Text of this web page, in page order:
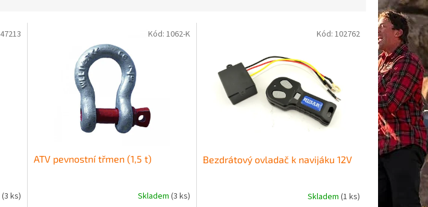
(3 ks)
47213
ATV pevnostní třmen (1,5 t)
Skladem (3 ks)
Kód: 1062-K
Bezdrátový ovladač k navijáku 12V
Skladem (1 ks)
Kód: 102762